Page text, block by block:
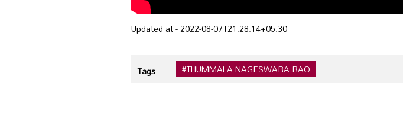
Updated at - 2022-08-07T21:28:14+05:30
Tags #THUMMALA NAGESWARA RAO